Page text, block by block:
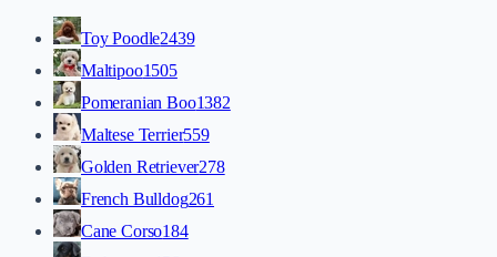
Toy Poodle2439
Maltipoo1505
Pomeranian Boo1382
Maltese Terrier559
Golden Retriever278
French Bulldog261
Cane Corso184